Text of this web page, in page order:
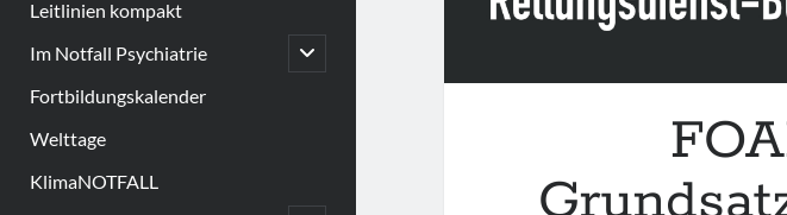
Leitlinien kompakt
Im Notfall Psychiatrie
open
child
Fortbildungskalender
Welttage
KlimaNOTFALL